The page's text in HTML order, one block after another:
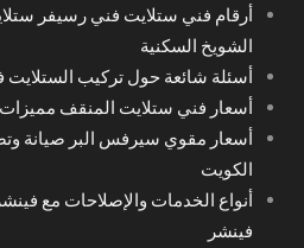
أرقام فني ستلايت فني رسيفر
الشويخ السكنية
أسئلة شائعة حول تركيب الستلايت
أسعار فني ستلايت المنقف
أسعار مقوي سيرفس البر صيانة
الكويت
أنواع الخدمات والإصلاحات مع
فينشر